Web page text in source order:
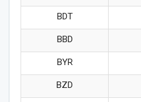
BDT
BBD
BYR
BZD